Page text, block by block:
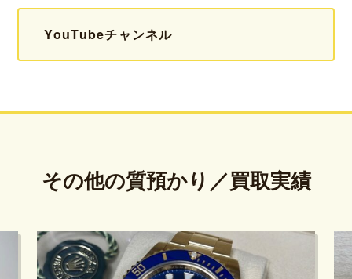
YouTubeチャンネル
その他の質預かり／買取実績